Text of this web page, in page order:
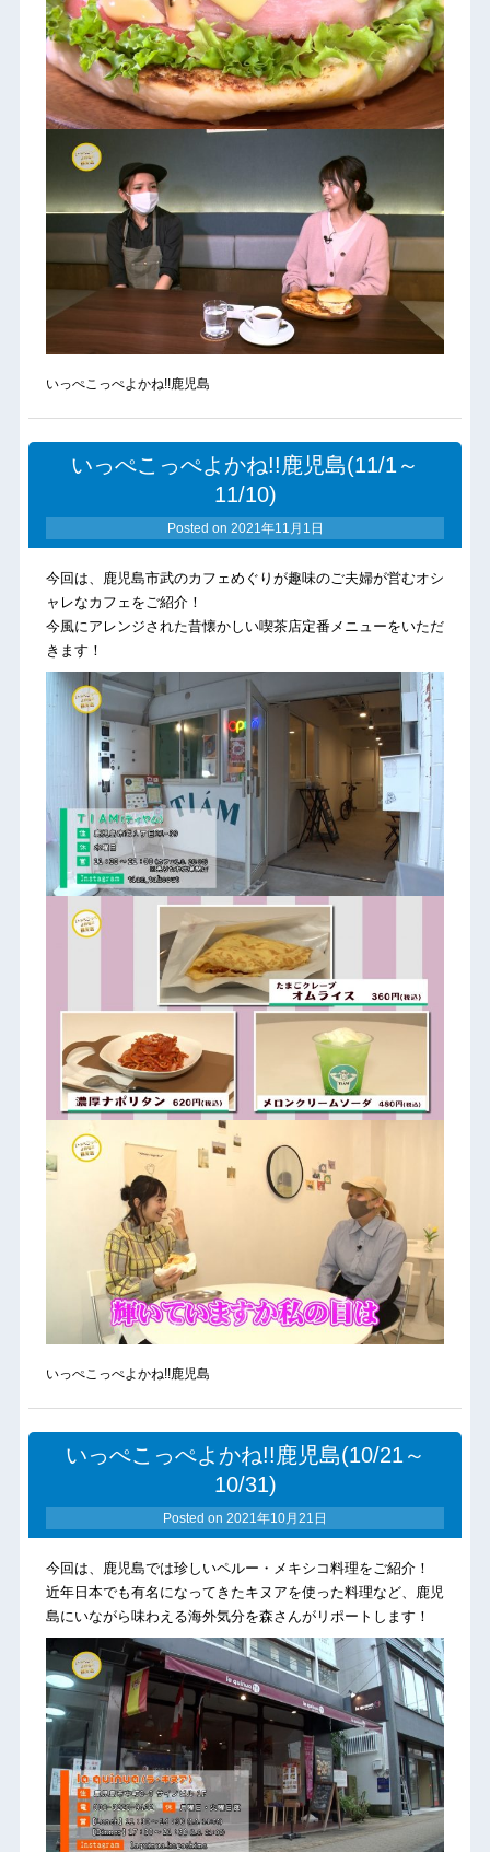
いっぺこっぺよかね!!鹿児島
いっぺこっぺよかね!!鹿児島(11/1～
11/10)
Posted on 2021年11月1日
今回は、鹿児島市武のカフェめぐりが趣味のご夫婦が営むオシ
ャレなカフェをご紹介！
今風にアレンジされた昔懐かしい喫茶店定番メニューをいただ
きます！
いっぺこっぺよかね!!鹿児島
いっぺこっぺよかね!!鹿児島(10/21～
10/31)
Posted on 2021年10月21日
今回は、鹿児島では珍しいペルー・メキシコ料理をご紹介！
近年日本でも有名になってきたキヌアを使った料理など、鹿児
島にいながら味わえる海外気分を森さんがリポートします！